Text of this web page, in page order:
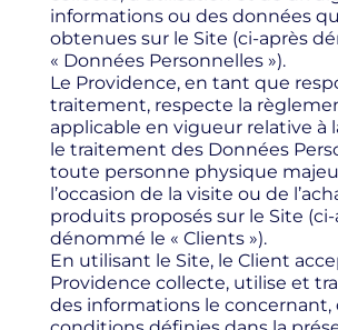
informations ou des données
obtenues sur le Site (ci-après
« Données Personnelles »).
Le Providence, en tant que
traitement, respecte la
applicable en vigueur relative à
le traitement des Données
toute personne physique
l’occasion de la visite ou de
produits proposés sur le Site
dénommé le « Clients »).
En utilisant le Site, le Client
Providence collecte, utilise et
des informations le concernant,